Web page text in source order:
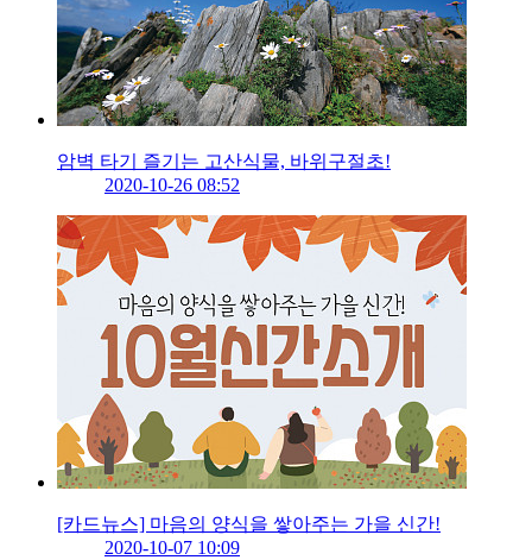
암벽 타기 즐기는 고산식물, 바위구절초!
2020-10-26 08:52
[카드뉴스] 마음의 양식을 쌓아주는 가을 신간!
2020-10-07 10:09